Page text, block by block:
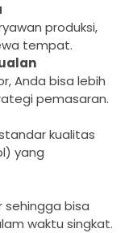
produksi,
tempat.
Anda bisa lebih
pemasaran.
kualitas
yang
sehingga bisa
waktu singkat.